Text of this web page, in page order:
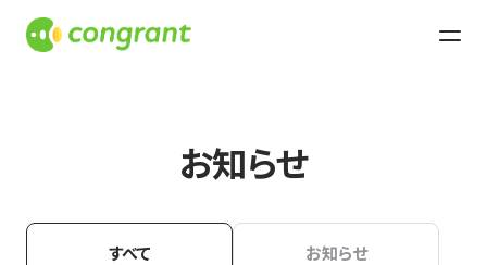
お知らせ
すべて お知らせ